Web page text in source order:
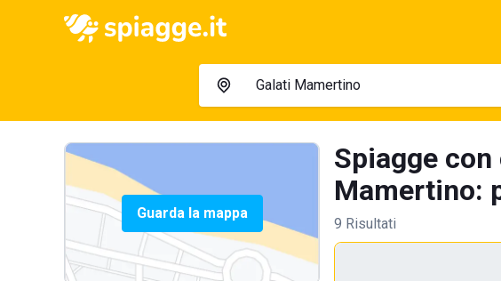
Guarda la mappa
Spiagge
Mamertino:
9 Risultati